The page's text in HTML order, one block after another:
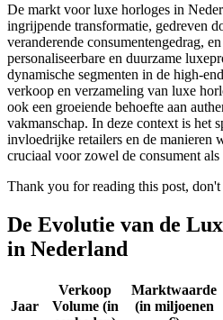
De markt voor luxe horloges in
ingrijpende transformatie, gedreven
veranderende consumentengedrag,
personaliseerbare en duurzame
dynamische segmenten in de high-
verkoop en verzameling van luxe
ook een groeiende behoefte aan
vakmanschap. In deze context is het
invloedrijke retailers en de manieren
cruciaal voor zowel de consument als
Thank you for reading this post,
De Evolutie van de
in Nederland
Jaar
Verkoop
Volume (in
Marktwaarde
(in miljoenen